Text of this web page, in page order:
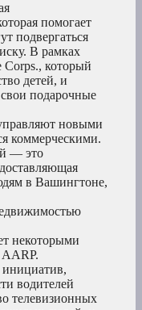
помогает
подвергаться
В рамках
Corps., который
детей, и
подарочные
новыми
коммерческими.
— это
в Вашингтоне,
некоторыми
AARP.
водителей
телевизионных